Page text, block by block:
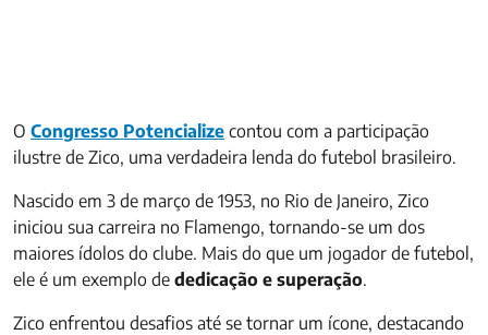
O Congresso Potencialize contou com a participação
ilustre de Zico, uma verdadeira lenda do futebol brasileiro.
Nascido em 3 de março de 1953, no Rio de Janeiro, Zico
iniciou sua carreira no Flamengo, tornando-se um dos
maiores ídolos do clube. Mais do que um jogador de futebol,
ele é um exemplo de dedicação e superação.
Zico enfrentou desafios até se tornar um ícone, destacando